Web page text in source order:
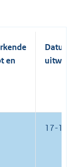
en
Datum
17-12-